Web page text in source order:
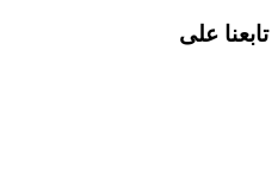
تابعنا على